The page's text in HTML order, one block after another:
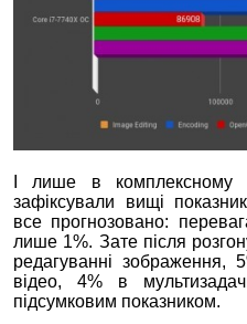
І лише в комплексному
зафіксували вищі
все прогнозовано:
лише 1%. Зате після
редагуванні зображення,
відео, 4% в
підсумковим показником.